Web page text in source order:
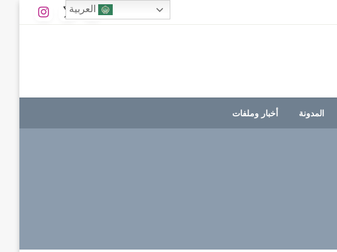
المدونة أخبار وملفات
العربية